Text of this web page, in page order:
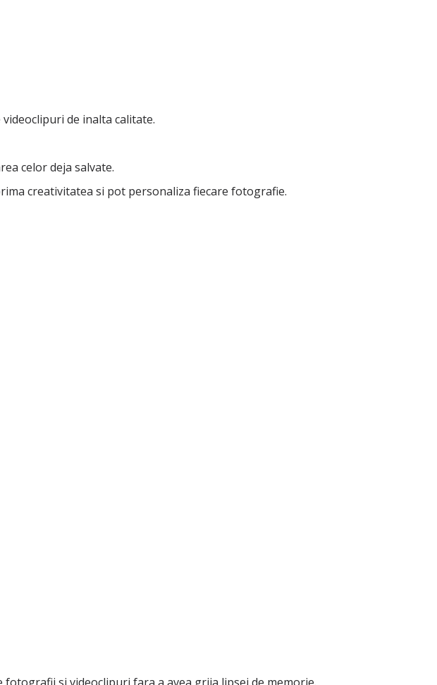
de inalta calitate.
celor deja salvate.
creativitatea si pot personaliza fiecare fotografie.